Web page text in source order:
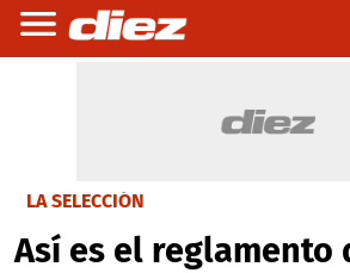
LA SELECCIÓN
Así es el reglamento